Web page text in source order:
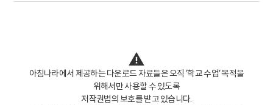
아침나라에서 제공하는 다운로드 자료들은 오직 ‘학교 수업‘ 목적을
위해서만 사용할 수 있도록
저작권법의 보호를 받고 있습니다.